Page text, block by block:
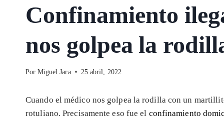
Confinamiento
nos golpea la
Por Miguel Jara 25 abril, 2022
Cuando el médico nos golpea la rodilla con un
rotuliano. Precisamente eso fue el confinamiento